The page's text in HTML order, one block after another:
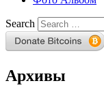
Search
Архивы